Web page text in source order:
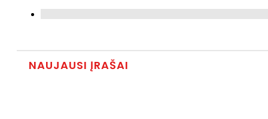
NAUJAUSI ĮRAŠAI